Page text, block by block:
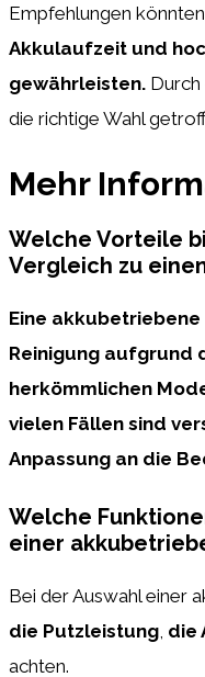
Empfehlungen könnten
Akkulaufzeit und
gewährleisten.
die richtige Wahl
Mehr
Welche Vorteile
Vergleich zu
Eine
Reinigung aufgrund
herkömmlichen
vielen Fällen sind
Anpassung an die
Welche
einer
Bei der Auswahl einer
die Putzleistung, die
achten.